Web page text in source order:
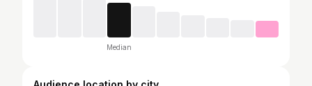
Median